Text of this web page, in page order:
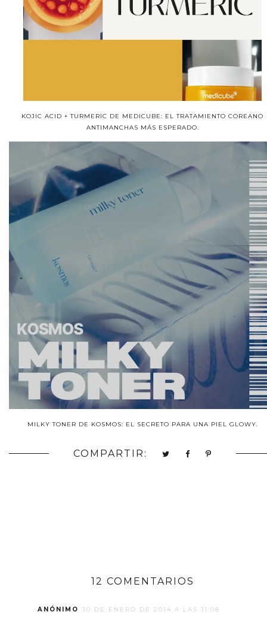
KOJIC ACID + TURMERIC DE MEDICUBE: EL TRATAMIENTO COREANO
ANTIMANCHAS MÁS ESPERADO.
MILKY TONER DE KOSMOS: EL SECRETO PARA UNA PIEL GLOWY.
COMPARTIR:
12 COMENTARIOS
ANÓNIMO 30 DE ENERO DE 2014 A LAS 11:08